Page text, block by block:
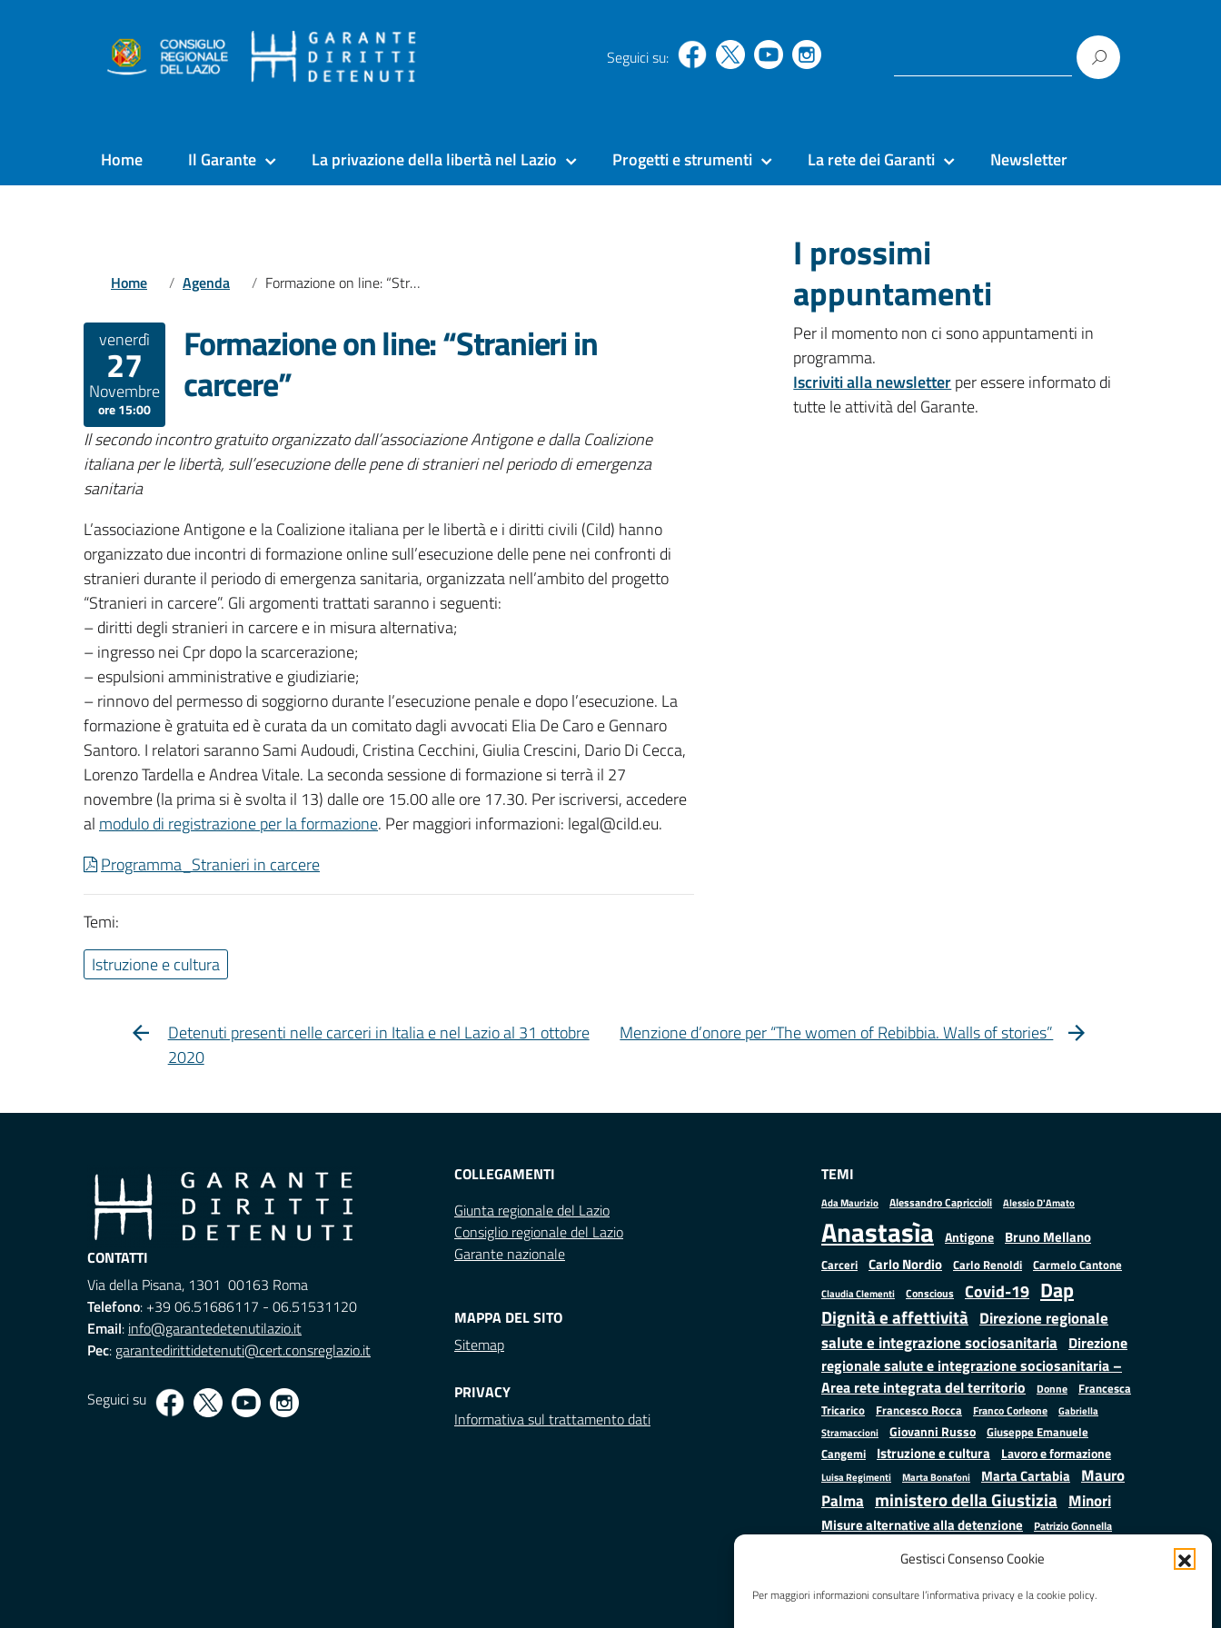
Gestisci Consenso Cookie
Per maggiori informazioni consultare l’informativa privacy e la cookie policy.
Seguici su:
Home Il Garante La privazione della libertà nel Lazio Progetti e strumenti La rete dei Garanti Newsletter
Home Agenda Formazione on line: “Stranieri in carcere”
venerdì
27
Novembre
ore 15:00
Formazione on line: “Stranieri in
carcere”
Il secondo incontro gratuito organizzato dall’associazione Antigone e dalla Coalizione
italiana per le libertà, sull’esecuzione delle pene di stranieri nel periodo di emergenza
sanitaria
L’associazione Antigone e la Coalizione italiana per le libertà e i diritti civili (Cild) hanno
organizzato due incontri di formazione online sull’esecuzione delle pene nei confronti di
stranieri durante il periodo di emergenza sanitaria, organizzata nell’ambito del progetto
“Stranieri in carcere”. Gli argomenti trattati saranno i seguenti:
– diritti degli stranieri in carcere e in misura alternativa;
– ingresso nei Cpr dopo la scarcerazione;
– espulsioni amministrative e giudiziarie;
– rinnovo del permesso di soggiorno durante l’esecuzione penale e dopo l’esecuzione. La
formazione è gratuita ed è curata da un comitato dagli avvocati Elia De Caro e Gennaro
Santoro. I relatori saranno Sami Audoudi, Cristina Cecchini, Giulia Crescini, Dario Di Cecca,
Lorenzo Tardella e Andrea Vitale. La seconda sessione di formazione si terrà il 27
novembre (la prima si è svolta il 13) dalle ore 15.00 alle ore 17.30. Per iscriversi, accedere
al modulo di registrazione per la formazione. Per maggiori informazioni: legal@cild.eu.
Programma_Stranieri in carcere
Temi:
Istruzione e cultura
I prossimi
appuntamenti
Per il momento non ci sono appuntamenti in
programma.
Iscriviti alla newsletterper essere informato di
tutte le attività del Garante.
Detenuti presenti nelle carceri in Italia e nel Lazio al 31 ottobre
2020
Menzione d’onore per “The women of Rebibbia. Walls of stories”
CONTATTI
Via della Pisana, 1301 00163 Roma
Telefono: +39 06.51686117 - 06.51531120
Email: info@garantedetenutilazio.it
Pec: garantedirittidetenuti@cert.consreglazio.it
Seguici su
COLLEGAMENTI
Giunta regionale del Lazio
Consiglio regionale del Lazio
Garante nazionale
MAPPA DEL SITO
Sitemap
PRIVACY
Informativa sul trattamento dati
TEMI
Ada Maurizio Alessandro Capriccioli Alessio D'Amato
Anastasìa Antigone Bruno Mellano
Carceri Carlo Nordio Carlo Renoldi Carmelo Cantone
Claudia Clementi Conscious Covid-19 Dap
Dignità e affettività Direzione regionale
salute e integrazione sociosanitaria Direzione
regionale salute e integrazione sociosanitaria –
Area rete integrata del territorio
Donne
Francesca
Tricarico
Francesco Rocca Franco Corleone
Gabriella
Stramaccioni
Giovanni Russo Giuseppe Emanuele
Cangemi
Istruzione e cultura Lavoro e formazione
Luisa Regimenti Marta Bonafoni Marta Cartabia Mauro
Palma ministero della Giustizia Minori
Misure alternative alla detenzione Patrizio Gonnella
Samuele Ciambriello
Mattarella Situazione in numeri
Stefano